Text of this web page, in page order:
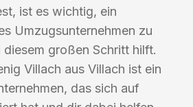
ist es wichtig, ein
Umzugsunternehmen zu
großen Schritt hilft.
Villach aus Villach ist ein
das sich auf